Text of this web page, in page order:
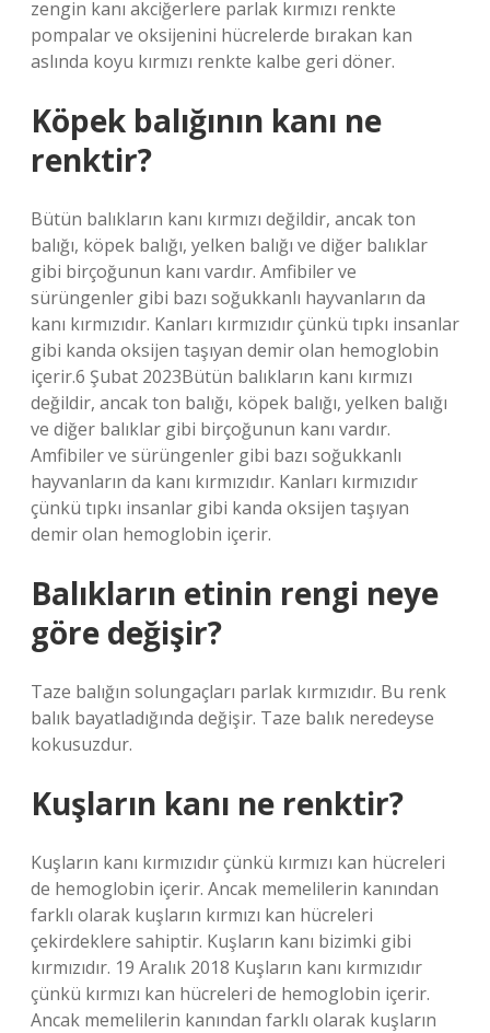
zengin kanı akciğerlere parlak kırmızı renkte
pompalar ve oksijenini hücrelerde bırakan kan
aslında koyu kırmızı renkte kalbe geri döner.
Köpek balığının kanı ne
renktir?
Bütün balıkların kanı kırmızı değildir, ancak ton
balığı, köpek balığı, yelken balığı ve diğer balıklar
gibi birçoğunun kanı vardır. Amfibiler ve
sürüngenler gibi bazı soğukkanlı hayvanların da
kanı kırmızıdır. Kanları kırmızıdır çünkü tıpkı insanlar
gibi kanda oksijen taşıyan demir olan hemoglobin
içerir.6 Şubat 2023Bütün balıkların kanı kırmızı
değildir, ancak ton balığı, köpek balığı, yelken balığı
ve diğer balıklar gibi birçoğunun kanı vardır.
Amfibiler ve sürüngenler gibi bazı soğukkanlı
hayvanların da kanı kırmızıdır. Kanları kırmızıdır
çünkü tıpkı insanlar gibi kanda oksijen taşıyan
demir olan hemoglobin içerir.
Balıkların etinin rengi neye
göre değişir?
Taze balığın solungaçları parlak kırmızıdır. Bu renk
balık bayatladığında değişir. Taze balık neredeyse
kokusuzdur.
Kuşların kanı ne renktir?
Kuşların kanı kırmızıdır çünkü kırmızı kan hücreleri
de hemoglobin içerir. Ancak memelilerin kanından
farklı olarak kuşların kırmızı kan hücreleri
çekirdeklere sahiptir. Kuşların kanı bizimki gibi
kırmızıdır. 19 Aralık 2018 Kuşların kanı kırmızıdır
çünkü kırmızı kan hücreleri de hemoglobin içerir.
Ancak memelilerin kanından farklı olarak kuşların